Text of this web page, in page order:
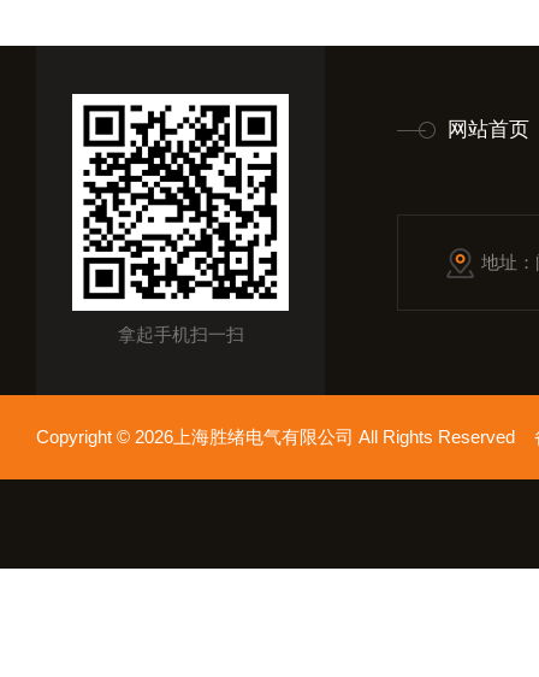
拿起手机扫一扫
网站首页
地址
Copyright © 2026上海胜绪电气有限公司 All Rights Reserved